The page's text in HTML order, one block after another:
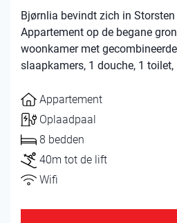
Bjørnlia bevindt zich in
Appartement op de begane
woonkamer met
slaapkamers, 1 douche, 1 toilet,
Appartement
Oplaadpaal
8 bedden
40m tot de lift
Wifi